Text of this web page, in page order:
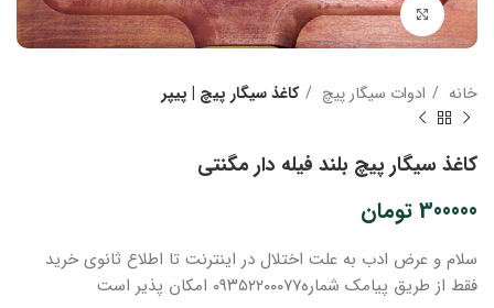
بزرگنمایی تصویر
خانه ادوات سیگار پیچ کاغذ سیگار پیچ | پیپر
کاغذ سیگار پیچ بلند فیله دار مگنتی
300000 تومان
سلام و عرض ادب به علت اختلال در اینترنت تا اطلاع ثانوی خرید
فقط از طریق پیامک شماره۰۹۳۵۲۲۰۰۰۷۷ امکان پذیر است